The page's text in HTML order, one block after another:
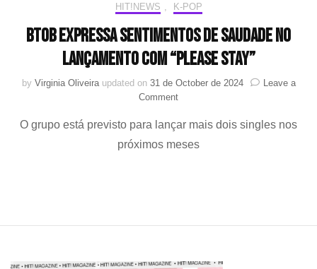
HIT!NEWS K-POP
BTOB expressa sentimentos de saudade no
lançamento com “Please Stay”
by Virginia Oliveira updated on 31 de October de 2024
Leave a
Commenton
expressa
“Please
O grupo está previsto para lançar mais dois singles nos
próximos meses